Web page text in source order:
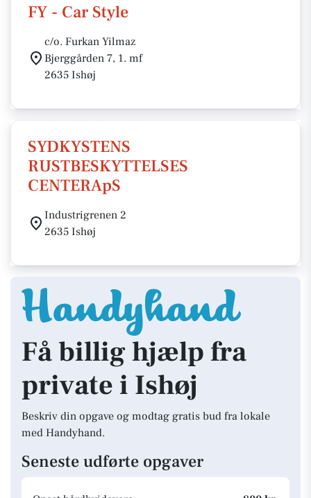
FY - Car Style
c/o. Furkan Yilmaz
Bjerggården 7, 1. mf
2635 Ishøj
SYDKYSTENS
RUSTBESKYTTELSES
CENTERApS
Industrigrenen 2
2635 Ishøj
Få billig hjælp fra
private i Ishøj
Beskriv din opgave og modtag gratis bud fra lokale
med Handyhand.
Seneste udførte opgaver